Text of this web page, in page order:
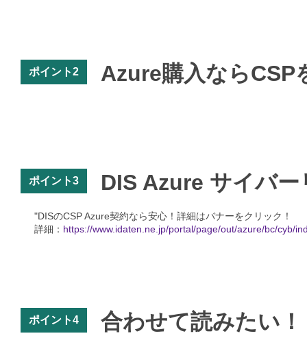
ポイント2 Azure購入ならCSP
ポイント3 DIS Azure サイバ
"DISのCSP Azure契約なら安心！詳細はバナーをクリック！
詳細： https://www.idaten.ne.jp/portal/page/out/azure/bc/cyb/
ポイント4 合わせて読みたい！